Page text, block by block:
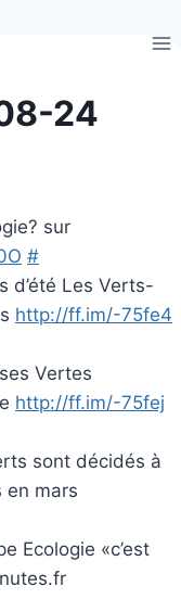
24
sur
#
d’été Les Verts-
http://ff.im/-75fe4
Vertes
http://ff.im/-75fej
sont décidés à
en mars
Ecologie «c’est